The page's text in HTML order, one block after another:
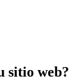
sitio web?